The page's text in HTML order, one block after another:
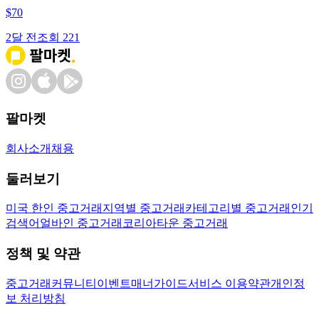
$70
2달 전 조회 221
팔마켓
회사소개 채용
둘러보기
미국 한인 중고거래 지역별 중고거래 카테고리별 중고거래 인기
검색어 얼바인 중고거래 코리아타운 중고거래
정책 및 약관
중고거래 커뮤니티 이벤트매너가이드서비스 이용약관개인정
보 처리방침